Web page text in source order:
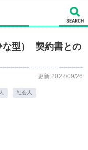
な型） 契約書との
更新:2022/09/26
社会人